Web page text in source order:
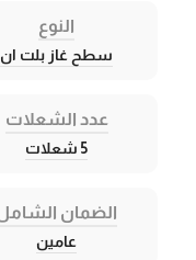
النوع
سطح غاز بلت ان
عدد الشعلات
5 شعلات
الضمان
عامين